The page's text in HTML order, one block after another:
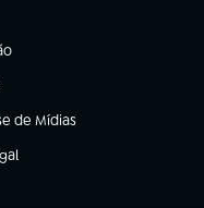
aba)
aba)
de Mídias
aba)